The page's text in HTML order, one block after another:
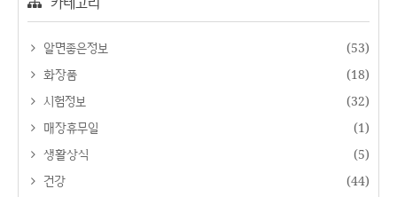
알면좋은정보
(53)
화장품
(18)
시험정보
(32)
매장휴무일
(1)
생활상식
(5)
건강
(44)